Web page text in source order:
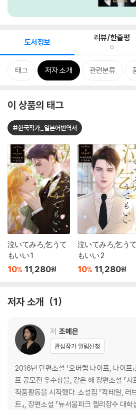
도서정보 리뷰/한줄평
0
태그 저자 소개 관련분류
이 상품의 태그
#한국작가_일본어번역서
泣いてみろ,乞うて
もいい 1
10% 11,280원
泣いてみろ,乞うて
もいい 2
10% 11,280원
저자 소개 1
저 조예은
관심작가 알림신청
2016년 단편소설 「오버랩 나이프, 나이프
프 공모전 우수상을, 같은 해 장편소설 『시
작품활동을 시작했다. 소설집 『칵테일, 러
트』, 장편소설 『뉴서울파크 젤리장수 대학살